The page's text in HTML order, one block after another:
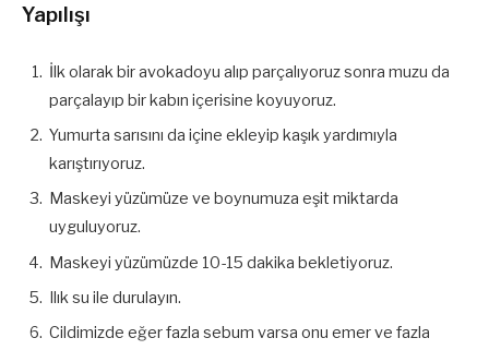
Yapılışı
İlk olarak bir avokadoyu alıp parçalıyoruz sonra muzu da
parçalayıp bir kabın içerisine koyuyoruz.
Yumurta sarısını da içine ekleyip kaşık yardımıyla
karıştırıyoruz.
Maskeyi yüzümüze ve boynumuza eşit miktarda
uyguluyoruz.
Maskeyi yüzümüzde 10-15 dakika bekletiyoruz.
Ilık su ile durulayın.
Cildimizde eğer fazla sebum varsa onu emer ve fazla